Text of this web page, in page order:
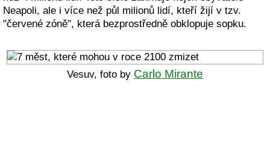
Neapoli, ale i více než půl milionů lidí, kteří žijí v tzv.
"červené zóně", která bezprostředně obklopuje sopku.
Vesuv, foto by Carlo Mirante